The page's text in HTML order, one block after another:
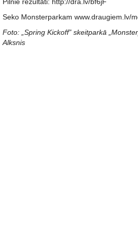
Seko Monsterparkam www.draugiem.lv/
Foto: „Spring Kickoff” skeitparkā
Alksnis